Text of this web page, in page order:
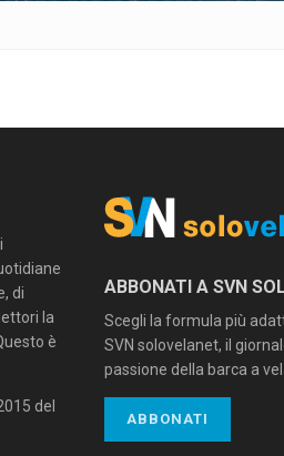
di
la
è
del
ABBONATI A SVN
Scegli la formula più
SVN solovelanet, il
passione della barca a
ABBONATI